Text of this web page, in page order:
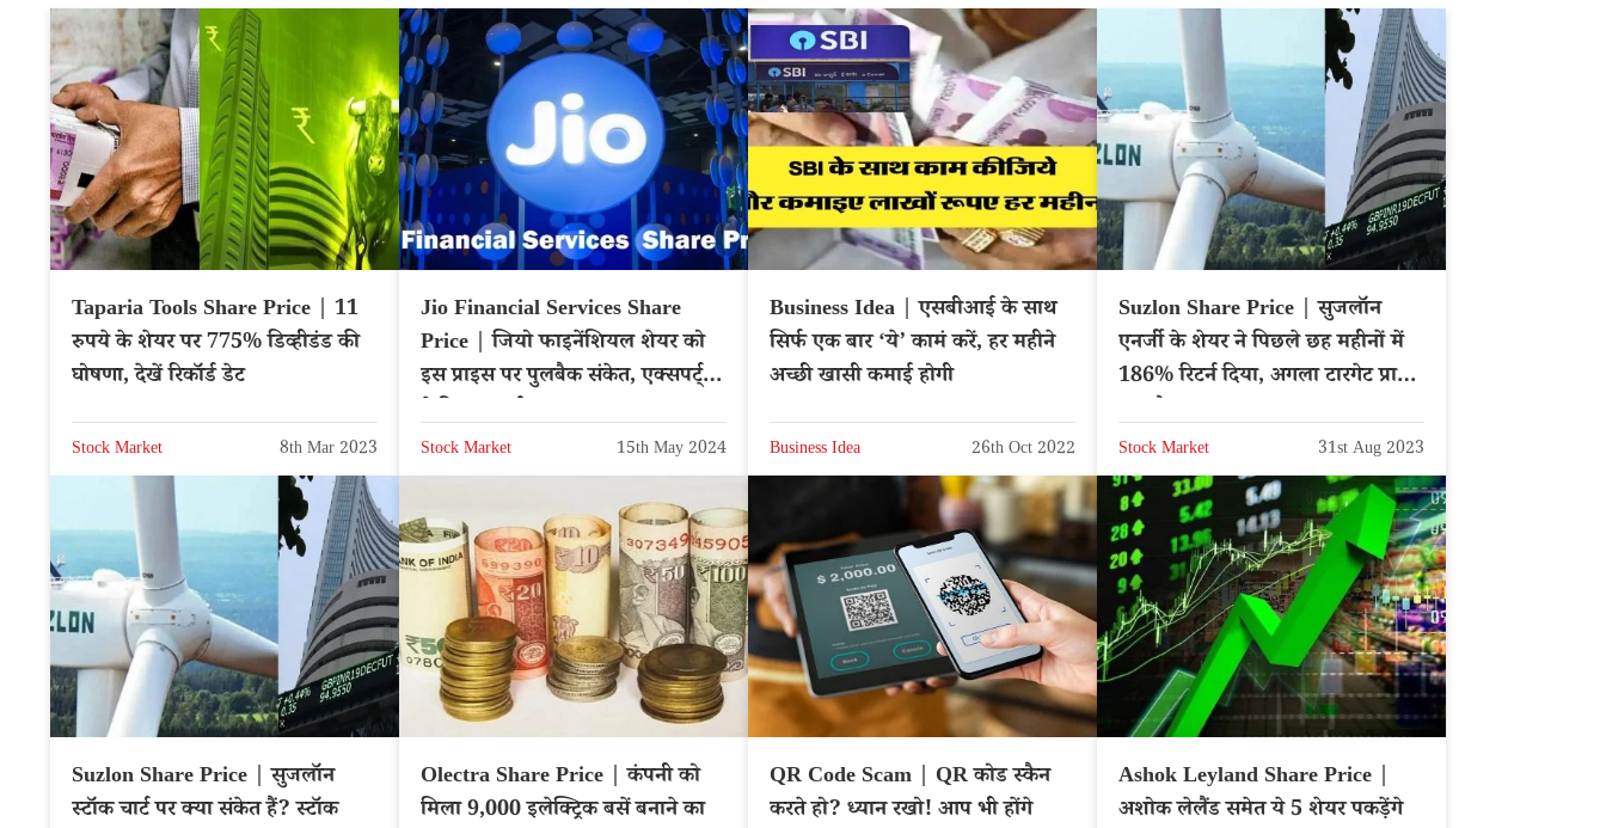
Taparia Tools Share Price | 11
रुपये के शेयर पर 775% डिव्हीडंड की
घोषणा, देखें रिकॉर्ड डेट
Stock Market 8th Mar 2023
Jio Financial Services Share
Price | जियो फाइनेंशियल शेयर को
इस प्राइस पर पुलबैक संकेत, एक्सपर्ट्स
Stock Market 15th May 2024
Business Idea | एसबीआई के साथ
सिर्फ एक बार ‘ये’ कामं करें, हर महीने
अच्छी खासी कमाई होगी
Business Idea 26th Oct 2022
Suzlon Share Price | सुजलॉन
एनर्जी के शेयर ने पिछले छह महीनों में
186% रिटर्न दिया, अगला टारगेट प्राइस
Stock Market 31st Aug 2023
Suzlon Share Price | सुजलॉन
स्टॉक चार्ट पर क्या संकेत हैं? स्टॉक
Olectra Share Price | कंपनी को
मिला 9,000 इलेक्ट्रिक बसें बनाने का
QR Code Scam | QR कोड स्कैन
करते हो? ध्यान रखो! आप भी होंगे
Ashok Leyland Share Price |
अशोक लेलैंड समेत ये 5 शेयर पकड़ेंगे